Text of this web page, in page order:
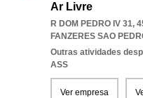
Ar Livre
R DOM PEDRO IV 31,
FANZERES SAO
Outras atividades
ASS
Ver empresa